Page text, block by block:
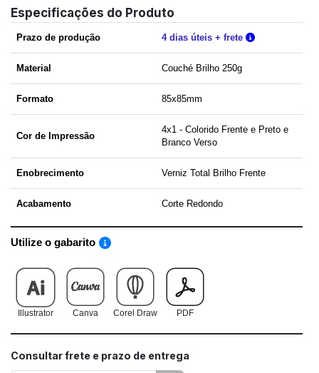
Especificações do Produto
Prazo de produção 4 dias úteis + frete Verifique as
Material Couché Brilho 250g
Formato 85x85mm
Cor de Impressão
4x1 - Colorido Frente e Preto e
Branco Verso
Enobrecimento Verniz Total Brilho Frente
Acabamento Corte Redondo
Utilize o gabarito Saiba como utilizar os nossos gabaritos
Illustrator Canva Corel Draw PDF
Consultar frete e prazo de entrega